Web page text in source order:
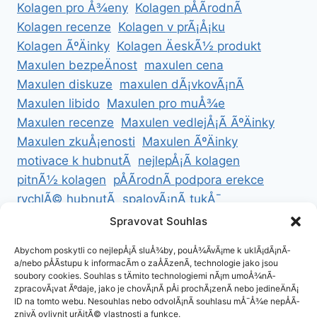
Kolagen pro Å¾eny Kolagen pÅÃ­rodnÃ­
Kolagen recenze Kolagen v prÃ¡Å¡ku
Kolagen ÃºÄinky Kolagen ÄeskÃ½ produkt
Maxulen bezpeÄnost maxulen cena
Maxulen diskuze maxulen dÃ¡vkovÃ¡nÃ­
Maxulen libido Maxulen pro muÅ¾e
Maxulen recenze Maxulen vedlejÅ¡Ã­ ÃºÄinky
Maxulen zkuÅ¡enosti Maxulen ÃºÄinky
motivace k hubnutÃ­ nejlepÅ¡Ã­ kolagen
pitnÃ½ kolagen pÅÃ­rodnÃ­ podpora erekce
rychlÃ© hubnutÃ­ spalovÃ¡nÃ­ tukÅ¯
ZdravÃ© hubnutÃ­ ZdravÃ© recepty na hubnutÃ­
ZÃ¡sady cookies (EU)
Spravovat Souhlas
Abychom poskytli co nejlepÅ¡Ã­ sluÅ¾by, pouÅ¾Ã­vÃ¡me k uklÃ¡dÃ¡nÃ­
a/nebo pÅÃ­stupu k informacÃ­m o zaÅÃ­zenÃ­, technologie jako jsou
soubory cookies. Souhlas s tÄmito technologiemi nÃ¡m umoÅ¾nÃ­
zpracovÃ¡vat Ãºdaje, jako je chovÃ¡nÃ­ pÅi prochÃ¡zenÃ­ nebo jedineÄnÃ¡
ID na tomto webu. Nesouhlas nebo odvolÃ¡nÃ­ souhlasu mÅ¯Å¾e nepÅÃ­
znivÄ ovlivnit urÄitÃ© vlastnosti a funkce.